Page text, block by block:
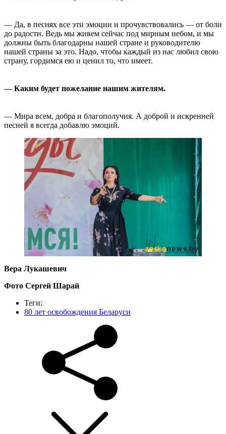
— Да, в песнях все эти эмоции и прочувствовались — от боли
до радости. Ведь мы живем сейчас под мирным небом, и мы
должны быть благодарны нашей стране и руководителю
нашей страны за это. Надо, чтобы каждый из нас любил свою
страну, гордимся ею и ценил то, что имеет.
— Каким будет пожелание нашим жителям.
— Мира всем, добра и благополучия. А доброй и искренней
песней я всегда добавлю эмоций.
Вера Лукашевич
Фото Сергей Шарай
Теги:
80 лет освобождения Беларуси